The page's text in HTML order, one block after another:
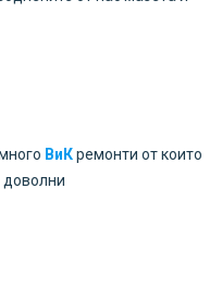
ВиКремонти от които
доволни